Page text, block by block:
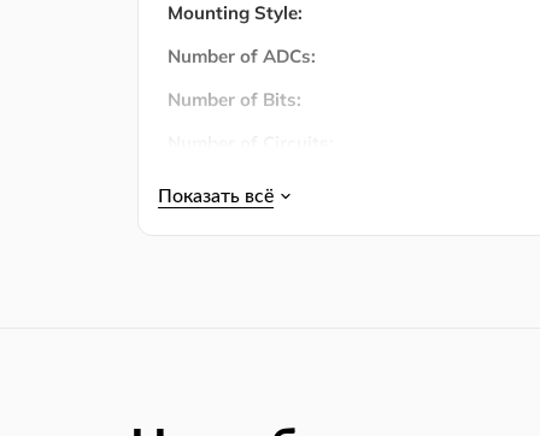
Mounting Style:
Number of ADCs:
Number of Bits:
Number of Input Channels: